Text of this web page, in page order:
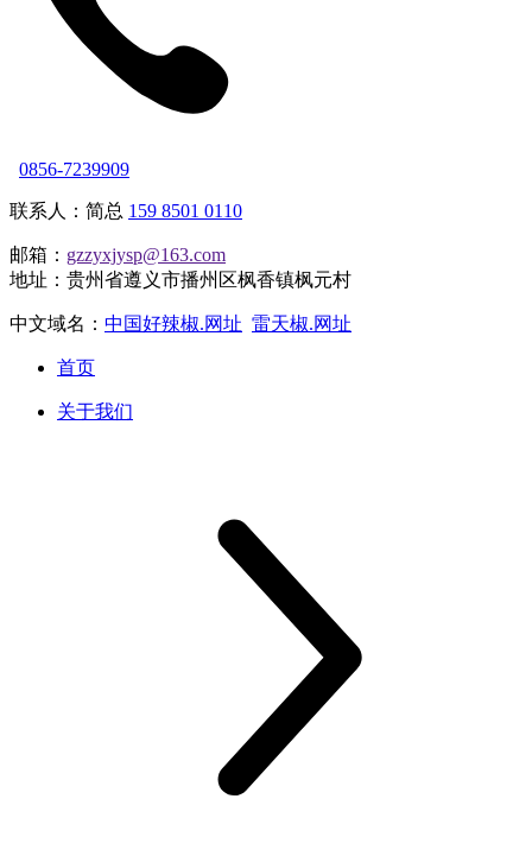
0856-7239909
联系人：简总 159 8501 0110
邮箱： gzzyxjysp@163.com
地址：贵州省遵义市播州区枫香镇枫元村
中文域名： 中国好辣椒.网址 雷天椒.网址
首页
关于我们